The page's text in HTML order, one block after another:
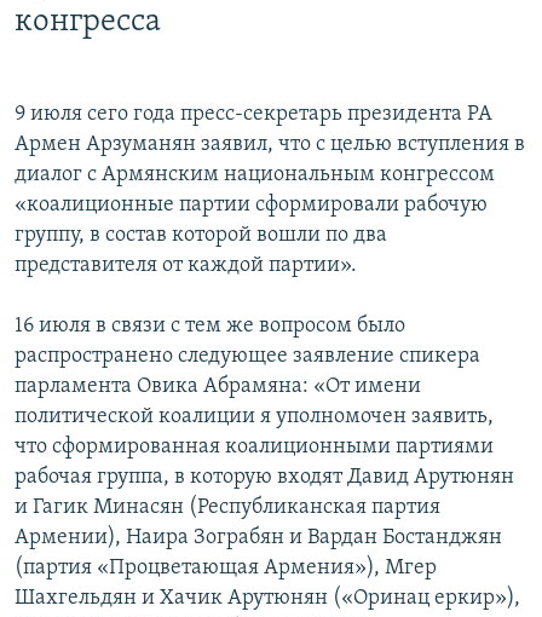
конгресса
9 июля сего года пресс-секретарь президента РА
Армен Арзуманян заявил, что с целью вступления в
диалог с Армянским национальным конгрессом
«коалиционные партии сформировали рабочую
группу, в состав которой вошли по два
представителя от каждой партии».
16 июля в связи с тем же вопросом было
распространено следующее заявление спикера
парламента Овика Абрамяна: «От имени
политической коалиции я уполномочен заявить,
что сформированная коалиционными партиями
рабочая группа, в которую входят Давид Арутюнян
и Гагик Минасян (Республиканская партия
Армении), Наира Зограбян и Вардан Бостанджян
(партия «Процветающая Армения»), Мгер
Шахгельдян и Хачик Арутюнян («Оринац еркир»),